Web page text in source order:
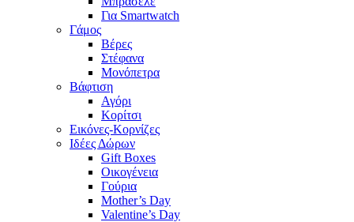
Για Smartwatch
Γάμος
Βέρες
Στέφανα
Μονόπετρα
Βάφτιση
Αγόρι
Κορίτσι
Εικόνες-Κορνίζες
Ιδέες Δώρων
Gift Boxes
Οικογένεια
Γούρια
Mother’s Day
Valentine’s Day